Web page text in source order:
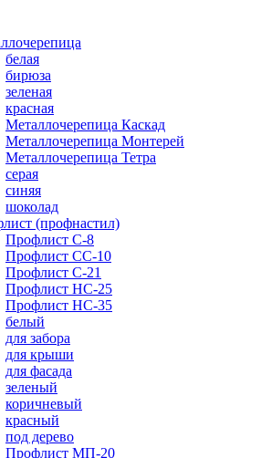
белая
бирюза
зеленая
красная
Металлочерепица Каскад
Металлочерепица Монтерей
Металлочерепица Тетра
серая
синяя
шоколад
(профнастил)
Профлист С-8
Профлист СС-10
Профлист C-21
Профлист НС-25
Профлист НС-35
белый
для забора
для крыши
для фасада
зеленый
коричневый
красный
под дерево
Профлист МП-20